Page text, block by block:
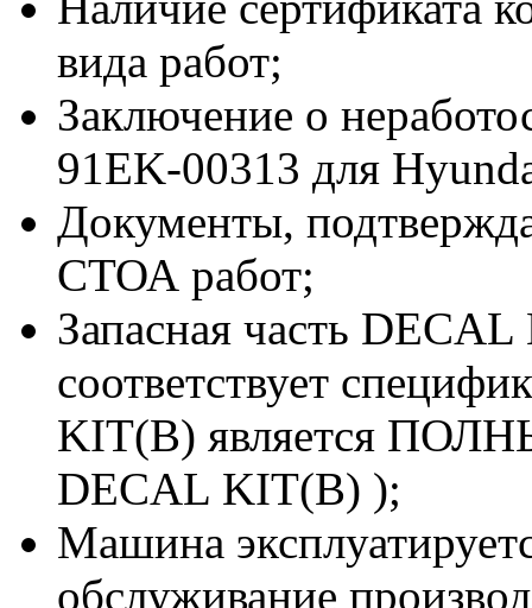
вида работ;
Заключение о
91EK-00313 для
Документы,
СТОА работ;
Запасная часть
соответствует
KIT(B) является
DECAL KIT(B) );
Машина
обслуживание